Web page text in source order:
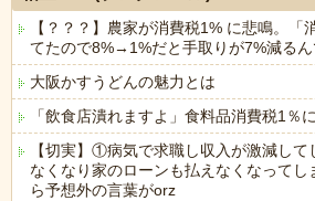
【？？？】農家が消費税1% に悲鳴。「
てたので8%→1%だと手取りが7%減るん
大阪かすうどんの魅力とは
「飲食店潰れますよ」食料品消費税1％
【切実】①病気で求職し収入が激減して
なくなり家のローンも払えなくなって
ら予想外の言葉がorz